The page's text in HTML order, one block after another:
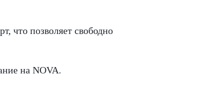
что позволяет свободно
на NOVA.